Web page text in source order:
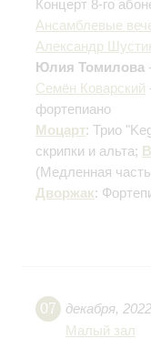
Концерт 8-го
Ансамблевые
Александр
Юлия Томилова
Семён Коварский
фортепиано
Моцарт: Трио
скрипки и альта;
(Медленная
Дворжак:
07 декабря, 2022
Малый зал